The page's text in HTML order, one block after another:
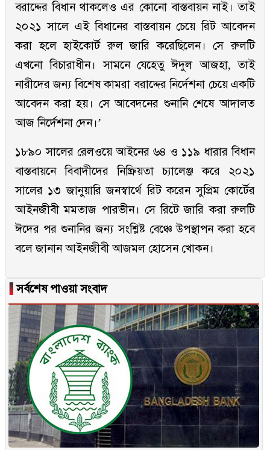
বরাদ্দের বিধান থাকলেও এর কোনো বাস্তবায়ন নাই। তাই
২০২১ সালে এই বিধানের বাস্তবায়ন চেয়ে রিট আবেদন
করা হলে হাইকোর্ট রুল জারি করেছিলেন। সে রুলটি
এখনো বিচারাধীন। সামনে যেহেতু ঈদুল আজহা, তাই
নারীদের জন্য বিশেষ কামরা বরাদ্দের নির্দেশনা চেয়ে একটি
আবেদন করা হয়। সে আবেদনের শুনানি শেষে আদালত
আজ নির্দেশনা দেন।’
১৮৯০ সালের রেলওয়ে আইনের ৬৪ ও ১১৯ ধারার বিধান
বাস্তবায়নে বিবাদীদের নিষ্ক্রিয়তা চ্যালেঞ্জ করে ২০২১
সালের ১৩ জানুয়ারি জনস্বার্থে রিট করেন সুপ্রিম কোর্টের
আইনজীবী মমতাজ পারভীন। সে রিটে জারি করা রুলটি
ঈদের পর শুনানির জন্য সংশ্লিষ্ট বেঞ্চে উপস্থাপন করা হবে
বলে জানান আইনজীবী আজমল হোসেন খোকন।
▐সর্বশেষ পাওয়া সংবাদ